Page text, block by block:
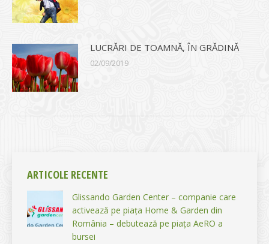
LUCRĂRI DE TOAMNĂ, ÎN GRĂDINĂ
02/09/2019
ARTICOLE RECENTE
Glissando Garden Center – companie care
activează pe piața Home & Garden din
România – debutează pe piața AeRO a
bursei